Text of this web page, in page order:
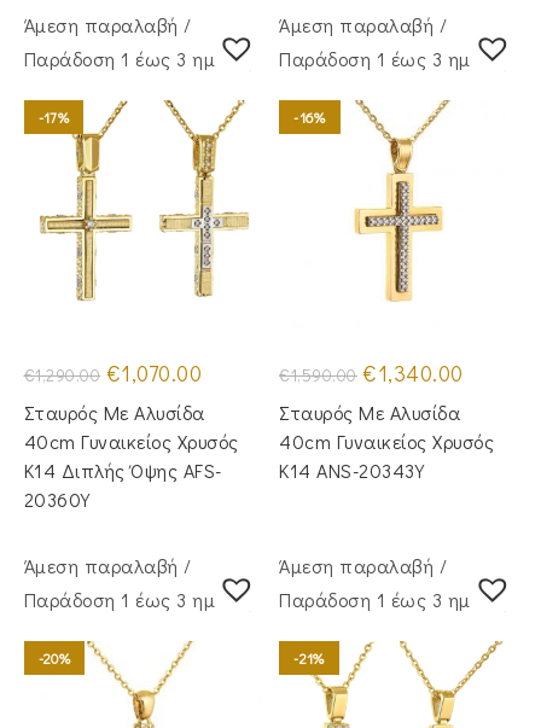
Άμεση παραλαβή /
Παράδoση 1 έως 3 ημέρες
-17%
€1,290.00 Original
price
was:
€1,290.00.
€1,070.00
είναι:
€1,070.00.
Σταυρός Με Αλυσίδα
40cm Γυναικείος Χρυσός
Κ14 Διπλής Όψης AFS-
20360Y
Άμεση παραλαβή /
Παράδoση 1 έως 3 ημέρες
-16%
€1,590.00 Original
price
was:
€1,590.00.
€1,340.00
Σταυρός Με Αλυσίδα
40cm Γυναικείος Χρυσός
Κ14 ANS-20343Y
Άμεση παραλαβή /
Παράδoση 1 έως 3 ημέρες
-20%
Άμεση παραλαβή /
Παράδoση 1 έως 3 ημέρες
-21%